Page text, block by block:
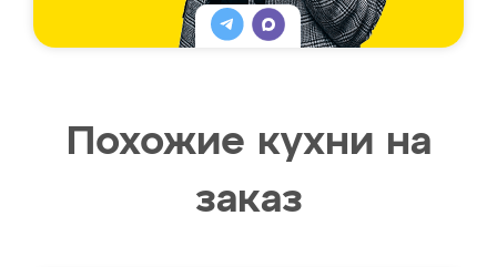
Похожие кухни на
заказ